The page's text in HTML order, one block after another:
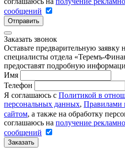
сообщений
Отправить
Заказать звонок
Оставьте предварительную заявку
специалисты отдела «Теремъ-
предоставят подробную
Имя
Телефон
Я соглашаюсь с Политикой в
персональных данных, Правилами
сайтом, а также на обработку
соглашаюсь на получение
сообщений
Заказать